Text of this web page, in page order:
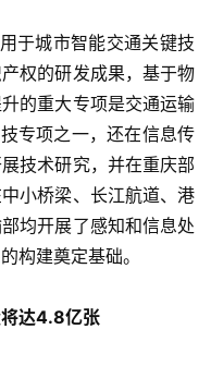
城市智能交通关键技
权的研发成果，基于物
的重大专项是交通运输
专项之一，还在信息传
技术研究，并在重庆部
小桥梁、长江航道、港
均开展了感知和信息处
构建奠定基础。
达4.8亿张